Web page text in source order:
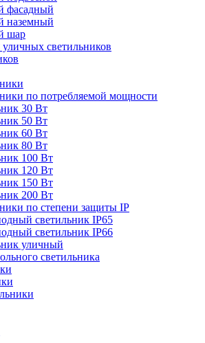
фасадный
наземный
шар
светильников
по потребляемой мощности
30 Вт
50 Вт
60 Вт
80 Вт
100 Вт
120 Вт
150 Вт
200 Вт
по степени защиты IP
светильник IP65
светильник IP66
уличный
светильника